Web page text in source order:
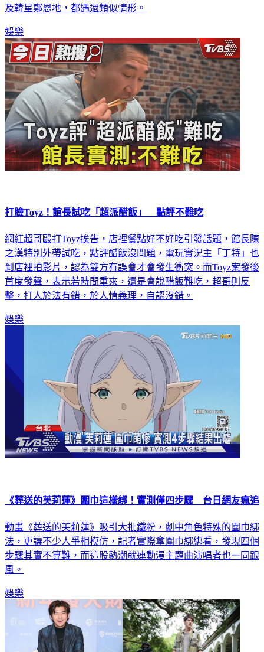
及韓星鄭恩地，都遇過類似情形。
娛樂
打臉Toyz！館長試吃「超派醋飯」 點評不難吃
網紅超哥毆打Toyz挨告，店裡餐點好不好吃引發話題，館長陳
之漢特別外帶試吃，點評醋飯沒問題，電玩實況主「丁特」也
到店裡拍影片，認為雙方有誤會才會發生衝突。而Toyz案發後
首度發聲，表示若時間重來，還是會說醋飯難吃，超哥則反
擊，打人於法有錯，於人情義理，自認沒錯。
娛樂
《葬送的芙莉蓮》圍巾這樣綁！實測僅四步驟 台日網友瘋追
動畫《葬送的芙莉蓮》吸引大批鐵粉，劇中角色特殊的圍巾綁
法，更讓不少人爭相模仿，記者實際拿圍巾綁綁看，發現四個
步驟其實不算難，而這股熱潮就連動漫主題曲演唱者也一同跟
風。
娛樂